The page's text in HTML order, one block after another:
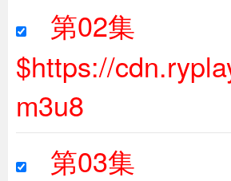
第02集
$https://
m3u8
第03集